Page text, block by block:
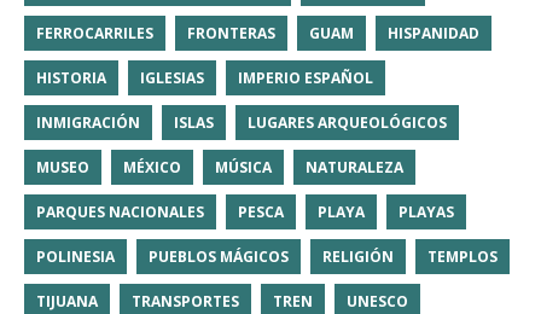
FERROCARRILES FRONTERAS GUAM HISPANIDAD
HISTORIA IGLESIAS IMPERIO ESPAÑOL
INMIGRACIÓN ISLAS LUGARES ARQUEOLÓGICOS
MUSEO MÉXICO MÚSICA NATURALEZA
PARQUES NACIONALES PESCA PLAYA PLAYAS
POLINESIA PUEBLOS MÁGICOS RELIGIÓN TEMPLOS
TIJUANA TRANSPORTES TREN UNESCO